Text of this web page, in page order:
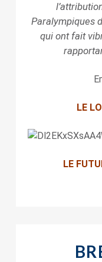
Paralympiques
qui ont fait
LE
LE